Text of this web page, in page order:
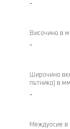
-
Височина в
-
Широчина
пътника) в мм
-
Междуосие